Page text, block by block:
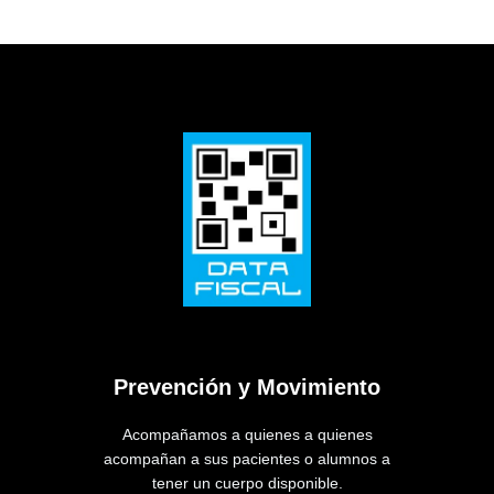
Prevención y Movimiento
Acompañamos a quienes a quienes
acompañan a sus pacientes o alumnos a
tener un cuerpo disponible.